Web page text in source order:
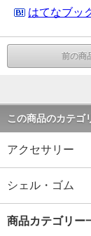
はてなブッ
前の商
この商品のカテゴ
アクセサリー
シェル・ゴム
商品カテゴリー